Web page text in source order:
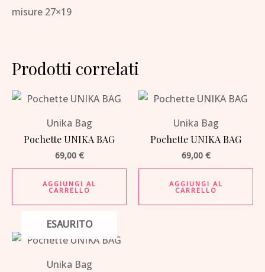
misure 27×19
Prodotti correlati
Unika Bag
Pochette UNIKA BAG
69,00 €
AGGIUNGI AL
CARRELLO
Unika Bag
Pochette UNIKA BAG
69,00 €
AGGIUNGI AL
CARRELLO
ESAURITO
Unika Bag